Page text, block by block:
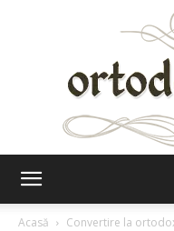
Acasă
Convertire la